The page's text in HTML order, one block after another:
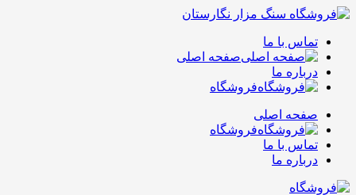
تماس با ما
صفحه اصلی
درباره ما
فروشگاه
صفحه اصلی
فروشگاه
تماس با ما
درباره ما